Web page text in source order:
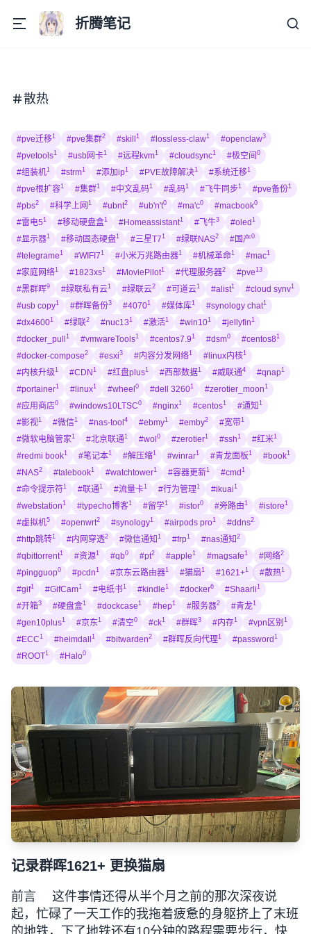
折腾笔记
散热
#pve迁移1 #pve集群2 #skill 1 #lossless-claw1 #openclaw3
#pvetools1 #usb网卡1 #远程kvm1 #cloudsync1 #极空间 0
#组装机1 #strm1 #添加ip1 #PVE故障解决1 #系统迁移1
#pve根扩容1 #集群1 #中文乱码1 #乱码1 #飞牛同步1 #pve备份1
#pbs2 #科学上网 1 #ubnt2 #ub'n't0 #ma'c0 #macbook0
#雷电5 1 #移动硬盘盒1 #Homeassistant1 #飞牛3 #oled 1
#显示器1 #移动固态硬盘1 #三星T7 1 #绿联NAS2 #国产0
#telegrame 1 #WIFI7 1 #小米万兆路由器1 #机械革命1 #mac1
#家庭网络1 #1823xs1 #MoviePilot1 #代理服务器2 #pve 13
#黑群晖9 #绿联私有云1 #绿联云2 #可道云1 #alist1 #cloud synv1
#usb copy1 #群晖备份3 #40701 #媒体库1 #synology chat1
#dx46001 #绿联2 #nuc13 1 #激活1 #win101 #jellyfin 1
#docker_pull 1 #vmwareTools1 #centos7.9 1 #dsm0 #centos81
#docker-compose2 #esxi3 #内容分发网络1 #linux内核1
#内核升级 1 #CDN 1 #红盘plus1 #西部数据1 #威联通4 #qnap1
#portainer1 #linux1 #wheel 0 #dell 32601 #zerotier_moon 1
#应用商店0 #windows10LTSC0 #nginx1 #centos1 #通知 1
#影视1 #微信1 #nas-tool 4 #ebmy1 #emby2 #宽带 1
#微软电脑管家1 #北京联通1 #wol 0 #zerotier1 #ssh 1 #红米1
#redmi book1 #笔记本1 #解压缩1 #winrar1 #青龙面板 1 #book1
#NAS2 #talebook1 #watchtower1 #容器更新1 #cmd 1
#命令提示符1 #联通1 #流量卡1 #行为管理1 #ikuai 1
#webstation 1 #typecho博客1 #留学1 #istor0 #旁路由 1 #istore 1
#虚拟机5 #openwrt2 #synology1 #airpods pro1 #ddns2
#http跳转1 #内网穿透2 #微信通知 1 #frp1 #nas通知 2
#qbittorrent1 #资源1 #qb0 #pt2 #apple 1 #magsafe 1 #网络2
#pingguop0 #pcdn 1 #京东云路由器1 #猫扇 1 #1621+1 #散热1
#gif1 #GifCam1 #电纸书1 #kindle 1 #docker6 #Shaarli 1
#开箱3 #硬盘盒1 #dockcase 1 #hep1 #服务器2 #青龙1
#gen10plus1 #京东 1 #清空0 #ck1 #群晖3 #内存1 #vpn区别 1
#ECC 1 #heimdall 1 #bitwarden2 #群晖反向代理1 #password 1
#ROOT1 #Halo0
记录群晖1621+ 更换猫扇
前言 这件事情还得从半个月之前的那次深夜说
起，忙碌了一天工作的我拖着疲惫的身躯挤上了末班
的地铁，下了地铁还有10分钟的路程需要步行，快到